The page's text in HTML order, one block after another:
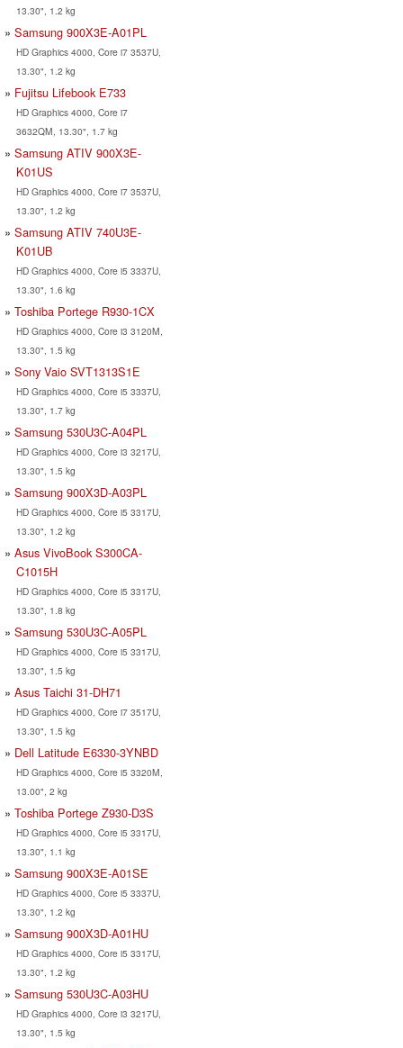
13.30", 1.2 kg
Samsung 900X3E-A01PL
HD Graphics 4000, Core i7 3537U,
13.30", 1.2 kg
Fujitsu Lifebook E733
HD Graphics 4000, Core i7
3632QM, 13.30", 1.7 kg
Samsung ATIV 900X3E-
K01US
HD Graphics 4000, Core i7 3537U,
13.30", 1.2 kg
Samsung ATIV 740U3E-
K01UB
HD Graphics 4000, Core i5 3337U,
13.30", 1.6 kg
Toshiba Portege R930-1CX
HD Graphics 4000, Core i3 3120M,
13.30", 1.5 kg
Sony Vaio SVT1313S1E
HD Graphics 4000, Core i5 3337U,
13.30", 1.7 kg
Samsung 530U3C-A04PL
HD Graphics 4000, Core i3 3217U,
13.30", 1.5 kg
Samsung 900X3D-A03PL
HD Graphics 4000, Core i5 3317U,
13.30", 1.2 kg
Asus VivoBook S300CA-
C1015H
HD Graphics 4000, Core i5 3317U,
13.30", 1.8 kg
Samsung 530U3C-A05PL
HD Graphics 4000, Core i5 3317U,
13.30", 1.5 kg
Asus Taichi 31-DH71
HD Graphics 4000, Core i7 3517U,
13.30", 1.5 kg
Dell Latitude E6330-3YNBD
HD Graphics 4000, Core i5 3320M,
13.00", 2 kg
Toshiba Portege Z930-D3S
HD Graphics 4000, Core i5 3317U,
13.30", 1.1 kg
Samsung 900X3E-A01SE
HD Graphics 4000, Core i5 3337U,
13.30", 1.2 kg
Samsung 900X3D-A01HU
HD Graphics 4000, Core i5 3317U,
13.30", 1.2 kg
Samsung 530U3C-A03HU
HD Graphics 4000, Core i3 3217U,
13.30", 1.5 kg